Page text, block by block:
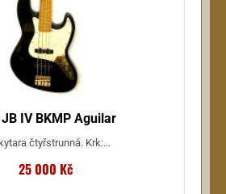
IV BKMP Aguilar
čtyřstrunná. Krk:...
25 000 Kč